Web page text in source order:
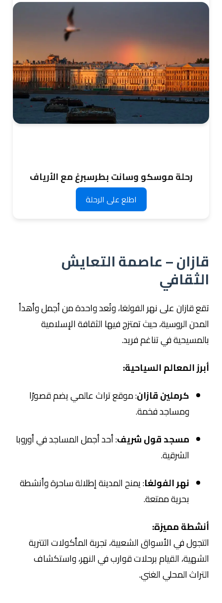
رحلة موسكو وسانت بطرسبرغ مع الأرياف
اطلع على الرحلة
قازان – عاصمة التعايش
الثقافي
تقع قازان على نهر الفولغا، وتُعد واحدة من أجمل وأهدأ
المدن الروسية، حيث تمتزج فيها الثقافة الإسلامية
بالمسيحية في تناغم فريد.
أبرز المعالم السياحية:
كرملين قازان: موقع تراث عالمي يضم قصورًا
ومساجد فخمة.
مسجد قول شريف: أحد أجمل المساجد في أوروبا
الشرقية.
نهر الفولغا: يمنح المدينة إطلالة ساحرة وأنشطة
بحرية ممتعة.
أنشطة مميزة:
التجول في الأسواق الشعبية، تجربة المأكولات التترية
الشهية، القيام برحلات قوارب في النهر، واستكشاف
التراث المحلي الغني.